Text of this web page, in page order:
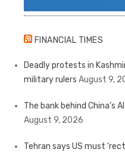
FINANCIAL TIMES
Deadly protests in
military rulers August 9,
The bank behind China’s
August 9, 2026
Tehran says US must